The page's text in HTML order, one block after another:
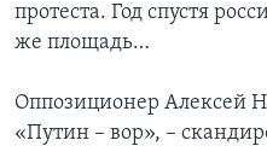
протеста. Год спустя
же площадь…
Оппозиционер Алексей
«Путин – вор», –